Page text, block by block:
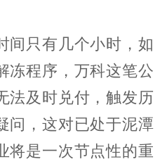
间只有几个小时，如
冻程序，万科这笔公
法及时兑付，触发历
问，这对已处于泥潭
将是一次节点性的重